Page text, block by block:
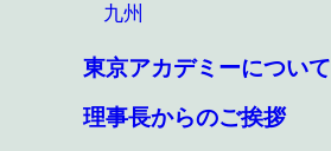
九州
東京アカデミーについて
理事長からのご挨拶